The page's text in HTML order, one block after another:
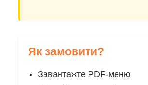
Як замовити?
Завантажте PDF-меню